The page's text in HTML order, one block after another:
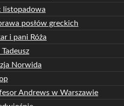
listopadowa
posłów greckich
i pani Róża
Tadeusz
Norwida
Andrews w Warszawie